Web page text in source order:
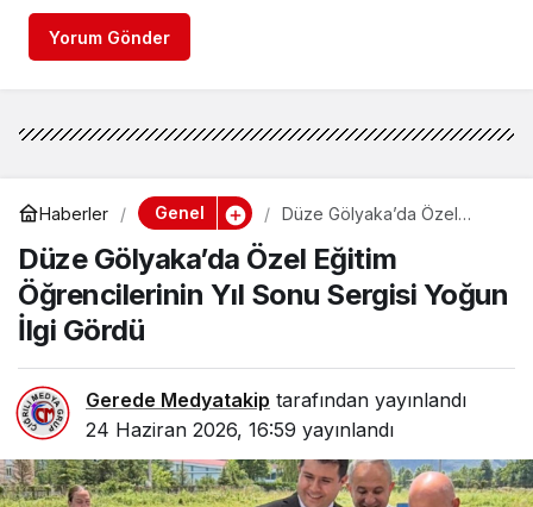
Yorum Gönder
Haberler Genel
Düze Gölyaka’da Özel
Sonu Sergisi Yoğun İlgi
Gördü
Düze Gölyaka’da Özel Eğitim
Öğrencilerinin Yıl Sonu Sergisi Yoğun
İlgi Gördü
Gerede Medyatakip tarafından yayınlandı
24 Haziran 2026, 16:59 yayınlandı